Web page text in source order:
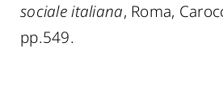
sociale italiana, Roma,
pp.549.